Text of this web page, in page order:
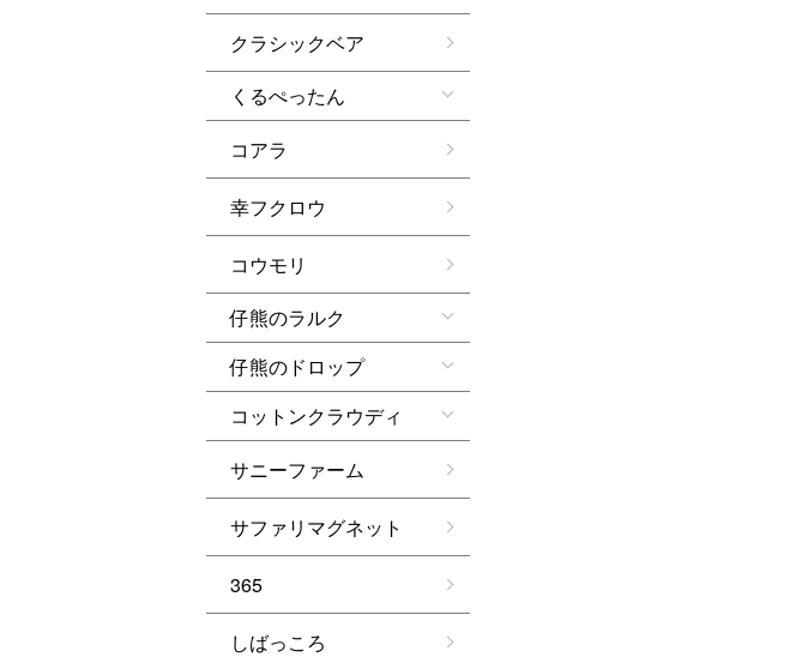
クラシックベア
くるぺったん
コアラ
幸フクロウ
コウモリ
仔熊のラルク
仔熊のドロップ
コットンクラウディ
サニーファーム
サファリマグネット
365
しばっころ